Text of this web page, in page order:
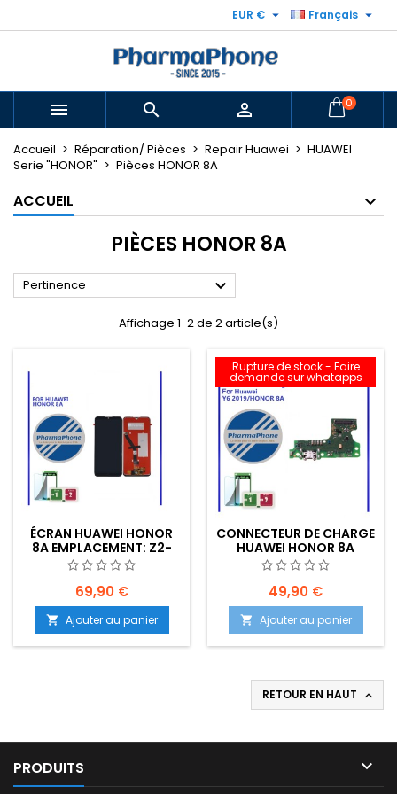
Français 
EUR € 
   0
Accueil Réparation/ Pièces Repair Huawei
HUAWEI
Serie "HONOR"
Pièces HONOR 8A
ACCUEIL
PIÈCES HONOR 8A
Pertinence 
Affichage 1-2 de 2 article(s)
ÉCRAN HUAWEI HONOR
8A EMPLACEMENT: Z2-
R10-E6
69,90 €
 Ajouter au panier
Rupture de stock - Faire
demande sur whatapps
CONNECTEUR DE CHARGE
HUAWEI HONOR 8A
49,90 €
 Ajouter au panier
RETOUR EN HAUT 
PRODUITS 